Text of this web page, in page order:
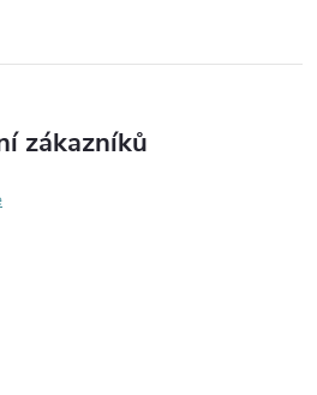
zákazníků